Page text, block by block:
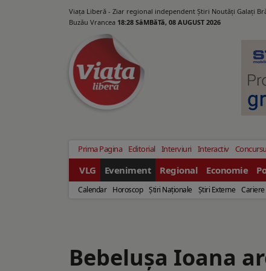
Viața Liberă - Ziar regional independent Știri Noutăți Galaţi
Buzău Vrancea 18:28 SâMBăTă, 08 AUGUST 2026
Prima Pagina Editorial Interviuri Interactiv
VLG Eveniment Regional Economie
Calendar Horoscop Ştiri Naţionale Ştiri Externe Cariere
Bebelușa Ioana